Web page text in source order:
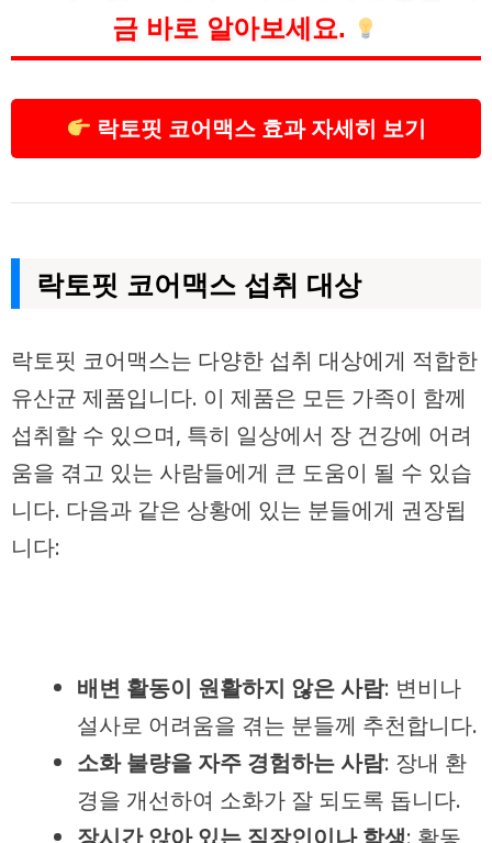
금 바로 알아보세요.
락토핏 코어맥스 효과 자세히 보기
락토핏 코어맥스 섭취 대상
락토핏 코어맥스는 다양한 섭취 대상에게 적합한
유산균 제품입니다. 이 제품은 모든 가족이 함께
섭취할 수 있으며, 특히 일상에서 장 건강에 어려
움을 겪고 있는 사람들에게 큰 도움이 될 수 있습
니다. 다음과 같은 상황에 있는 분들에게 권장됩
니다:
배변 활동이 원활하지 않은 사람: 변비나
설사로 어려움을 겪는 분들께 추천합니다.
소화 불량을 자주 경험하는 사람: 장내 환
경을 개선하여 소화가 잘 되도록 돕니다.
장시간 앉아 있는 직장인이나 학생: 활동